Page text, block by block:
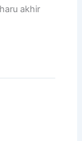
akhir